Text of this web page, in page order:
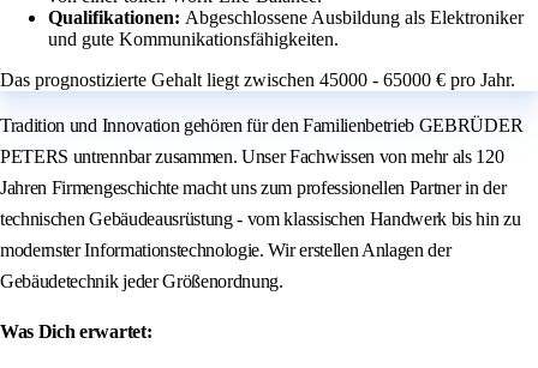
Qualifikationen: Abgeschlossene Ausbildung als Elektroniker
und gute Kommunikationsfähigkeiten.
Das prognostizierte Gehalt liegt zwischen 45000 - 65000 € pro Jahr.
Tradition und Innovation gehören für den Familienbetrieb GEBRÜDER
PETERS untrennbar zusammen. Unser Fachwissen von mehr als 120
Jahren Firmengeschichte macht uns zum professionellen Partner in der
technischen Gebäudeausrüstung - vom klassischen Handwerk bis hin zu
modernster Informationstechnologie. Wir erstellen Anlagen der
Gebäudetechnik jeder Größenordnung.
Was Dich erwartet: